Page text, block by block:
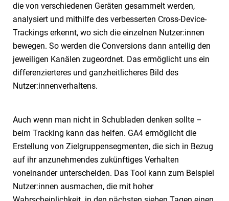
die von verschiedenen Geräten gesammelt werden,
analysiert und mithilfe des verbesserten Cross-Device-
Trackings erkennt, wo sich die einzelnen Nutzer:innen
bewegen. So werden die Conversions dann anteilig den
jeweiligen Kanälen zugeordnet. Das ermöglicht uns ein
differenzierteres und ganzheitlicheres Bild des
Nutzer:innenverhaltens.
Auch wenn man nicht in Schubladen denken sollte –
beim Tracking kann das helfen. GA4 ermöglicht die
Erstellung von Zielgruppensegmenten, die sich in Bezug
auf ihr anzunehmendes zukünftiges Verhalten
voneinander unterscheiden. Das Tool kann zum Beispiel
Nutzer:innen ausmachen, die mit hoher